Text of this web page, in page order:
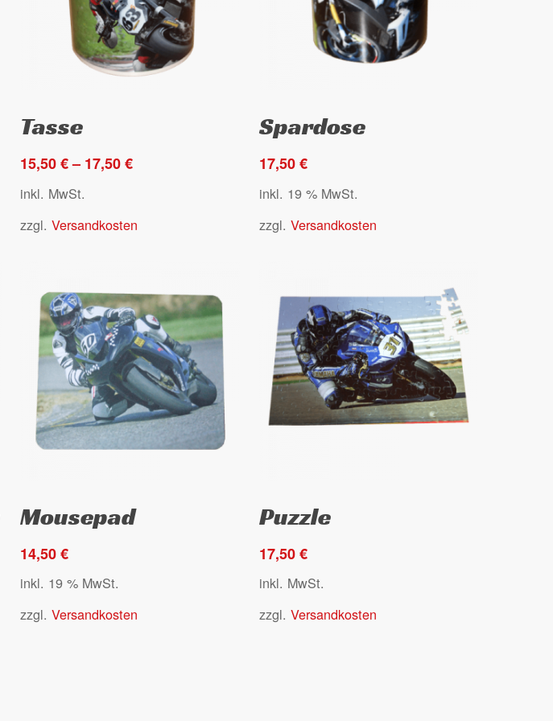
Go to shop
Produkt
mehrere
Varianten
Die
auf
der
Produktseite
gewählt
werden
Tasse
15,50€– 17,50€
inkl. MwSt.
zzgl.Versandkosten
Spardose
17,50€
inkl. 19 % MwSt.
zzgl. Versandkosten
Mousepad
14,50€
inkl. 19 % MwSt.
zzgl.Versandkosten
Produkt
mehrere
Varianten
Die
Puzzle
17,50€
inkl. MwSt.
zzgl. Versandkosten